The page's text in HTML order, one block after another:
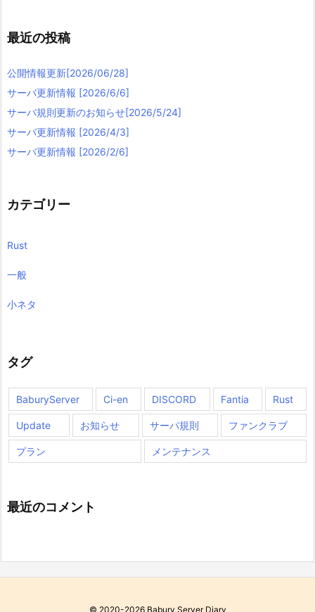
最近の投稿
公開情報更新[2026/06/28]
サーバ更新情報 [2026/6/6]
サーバ規則更新のお知らせ[2026/5/24]
サーバ更新情報 [2026/4/3]
サーバ更新情報 [2026/2/6]
カテゴリー
Rust
一般
小ネタ
タグ
BaburyServer Ci-en DISCORD Fantia Rust
Update お知らせ サーバ規則 ファンクラブ
プラン メンテナンス
最近のコメント
© 2020-2026 Babury Server Diary